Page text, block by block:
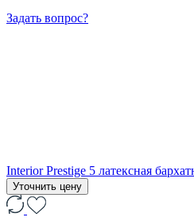
Задать вопрос?
Interior Prestige 5 латексная
Уточнить цену